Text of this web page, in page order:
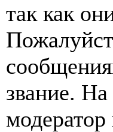
так как
звание.